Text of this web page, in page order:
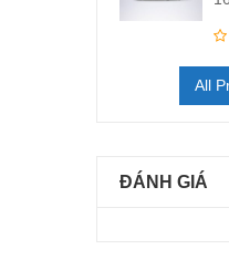
All
ĐÁNH GIÁ